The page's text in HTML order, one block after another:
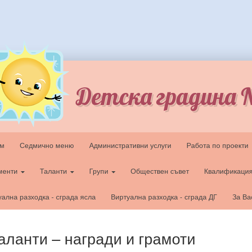
Детска градина
Седмично меню Административни услуги Работа по проекти
Таланти Групи Обществен съвет Квалификация
разходка - сграда ясла Виртуална разходка - сграда ДГ За
– награди и грамоти